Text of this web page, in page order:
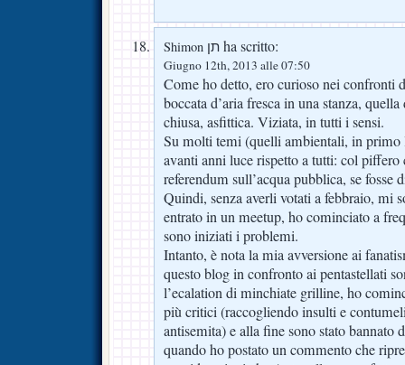
Shimon תן ha scritto:
Giugno 12th, 2013 alle 07:50
Come ho detto, ero curioso nei confronti
boccata d’aria fresca in una stanza,
chiusa, asfittica. Viziata, in tutti i sensi.
Su molti temi (quelli ambientali, in primo
avanti anni luce rispetto a tutti: col
referendum sull’acqua pubblica, se fosse
Quindi, senza averli votati a febbraio, mi
entrato in un meetup, ho cominciato a
sono iniziati i problemi.
Intanto, è nota la mia avversione ai
questo blog in confronto ai pentastellati
l’ecalation di minchiate grilline, ho
più critici (raccogliendo insulti e
antisemita) e alla fine sono stato bannato
quando ho postato un commento che